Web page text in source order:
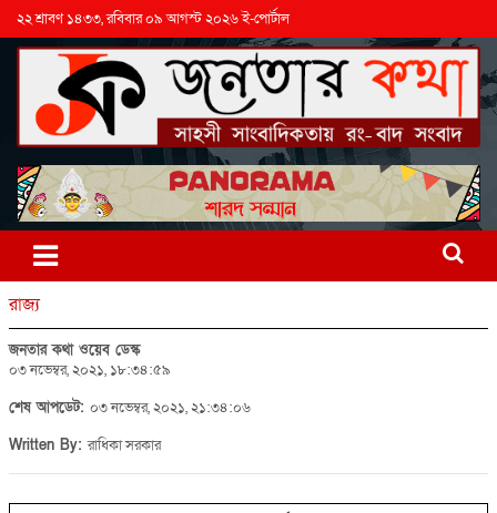
২২ শ্রাবণ ১৪৩৩, রবিবার ০৯ আগস্ট ২০২৬ ই-পোর্টাল
রাজ্য
জনতার কথা ওয়েব ডেস্ক
০৩ নভেম্বর, ২০২১, ১৮:৩৪:৫৯
শেষ আপডেট: ০৩ নভেম্বর, ২০২১, ২১:৩৪:০৬
Written By:রাধিকা সরকার